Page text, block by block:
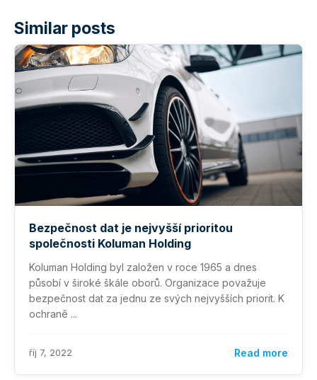
Similar posts
Bezpečnost dat je nejvyšší prioritou
společnosti Koluman Holding
Koluman Holding byl založen v roce 1965 a dnes
působí v široké škále oborů. Organizace považuje
bezpečnost dat za jednu ze svých nejvyšších priorit. K
ochraně ...
říj 7, 2022 Read more